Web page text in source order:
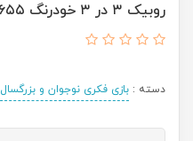
روبیک ۳ در ۳ خودرنگ ۶۵۵ پایه دار کای وای وریور
دسته : بازی فکری نوجوان و بزرگسال